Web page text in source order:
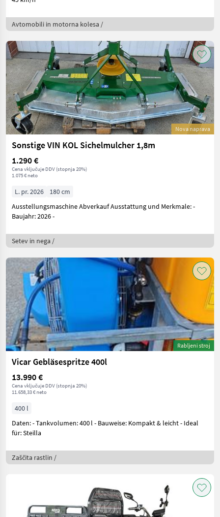
Avtomobili in motorna kolesa /
Nova naprava
Sonstige VIN KOL Sichelmulcher 1,8m
1.290 €
Cena vključuje DDV (stopnja 20%)
1.075 € neto
L. pr. 2026
180 cm
Ausstellungsmaschine Abverkauf Ausstattung und Merkmale: -
Baujahr: 2026 -
Setev in nega /
Rabljeni stroj
Vicar Gebläsespritze 400l
13.990 €
Cena vključuje DDV (stopnja 20%)
11.658,33 € neto
400 l
Daten: - Tankvolumen: 400 l - Bauweise: Kompakt & leicht - Ideal
für: Steilla
Zaščita rastlin /